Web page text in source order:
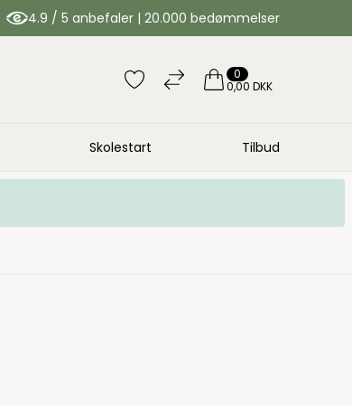
4.9 / 5 anbefaler | 20.000 bedømmelser
0
0,00 DKK
Skolestart Tilbud